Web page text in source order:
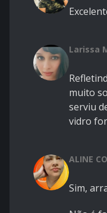
Larissa
muito
serviu
vidro
ALINE
Sim,